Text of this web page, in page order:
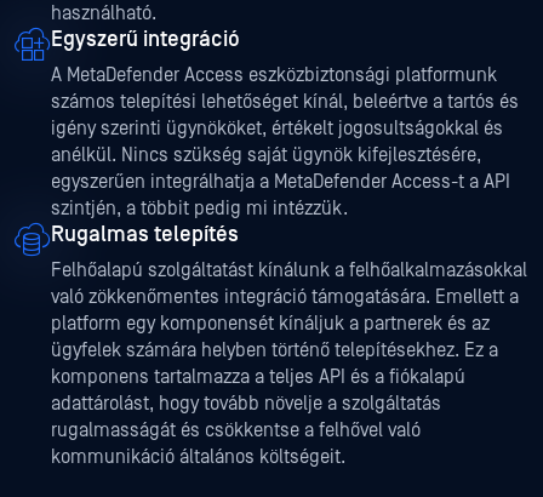
használható.
Egyszerű integráció
A MetaDefender Access eszközbiztonsági platformunk
számos telepítési lehetőséget kínál, beleértve a tartós és
igény szerinti ügynököket, értékelt jogosultságokkal és
anélkül. Nincs szükség saját ügynök kifejlesztésére,
egyszerűen integrálhatja a MetaDefender Access-t a API
szintjén, a többit pedig mi intézzük.
Rugalmas telepítés
Felhőalapú szolgáltatást kínálunk a felhőalkalmazásokkal
való zökkenőmentes integráció támogatására. Emellett a
platform egy komponensét kínáljuk a partnerek és az
ügyfelek számára helyben történő telepítésekhez. Ez a
komponens tartalmazza a teljes API és a fiókalapú
adattárolást, hogy tovább növelje a szolgáltatás
rugalmasságát és csökkentse a felhővel való
kommunikáció általános költségeit.